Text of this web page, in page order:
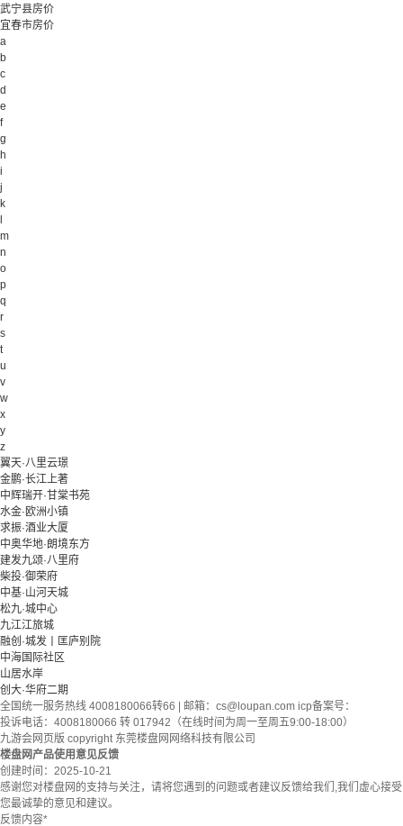
武宁县房价
宜春市房价
a
b
c
d
e
f
g
h
i
j
k
m
n
o
p
q
r
s
t
u
v
w
x
y
z
翼天·八里云璟
金鹏·长江上著
中辉瑞开·甘棠书苑
水金·欧洲小镇
求振·酒业大厦
中奥华地·朗境东方
建发九颂·八里府
柴投·御荣府
中基·山河天城
松九·城中心
九江江旅城
融创·城发丨匡庐别院
中海国际社区
山居水岸
创大·华府二期
全国统一服务热线 4008180066转66 | 邮箱： cs@loupan.com icp备案号：
投诉电话：4008180066 转 017942（在线时间为周一至周五9:00-18:00）
九游会网页版 copyright 东莞楼盘网网络科技有限公司
楼盘网产品使用意见反馈
创建时间： 2025-10-21
感谢您对楼盘网的支持与关注，请将您遇到的问题或者建议反馈给我们,我们虚心接受
您最诚挚的意见和建议。
反馈内容*